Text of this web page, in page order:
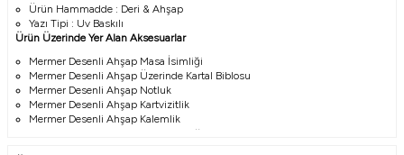
Ürün Hammadde : Deri & Ahşap
Yazı Tipi : Uv Baskılı
Ürün Üzerinde Yer Alan Aksesuarlar
Mermer Desenli Ahşap Masa İsimliği
Mermer Desenli Ahşap Üzerinde Kartal Biblosu
Mermer Desenli Ahşap Notluk
Mermer Desenli Ahşap Kartvizitlik
Mermer Desenli Ahşap Kalemlik
Mermer Desenli 4 Adet Bardak Altlığı